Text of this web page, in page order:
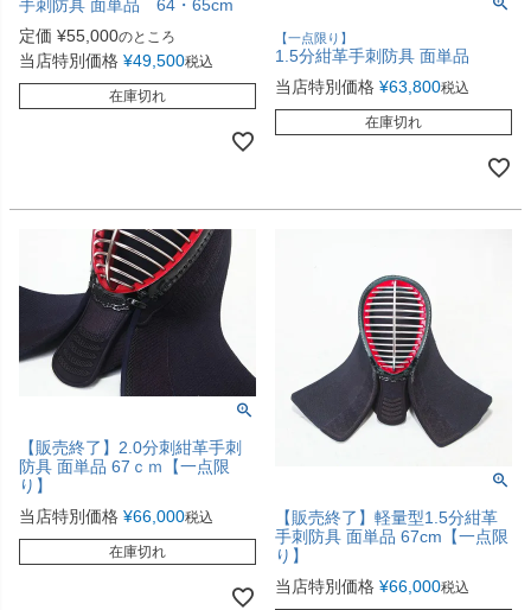
手刺防具 面単品 64・65cm
定価 ¥55,000のところ
当店特別価格 ¥49,500税込
在庫切れ
【一点限り】
1.5分紺革手刺防具 面単品
当店特別価格 ¥63,800税込
在庫切れ
【販売終了】2.0分刺紺革手刺
防具 面単品 67ｃｍ【一点限
り】
当店特別価格 ¥66,000税込
在庫切れ
【販売終了】軽量型1.5分紺革
手刺防具 面単品 67cm【一点限
り】
当店特別価格 ¥66,000税込